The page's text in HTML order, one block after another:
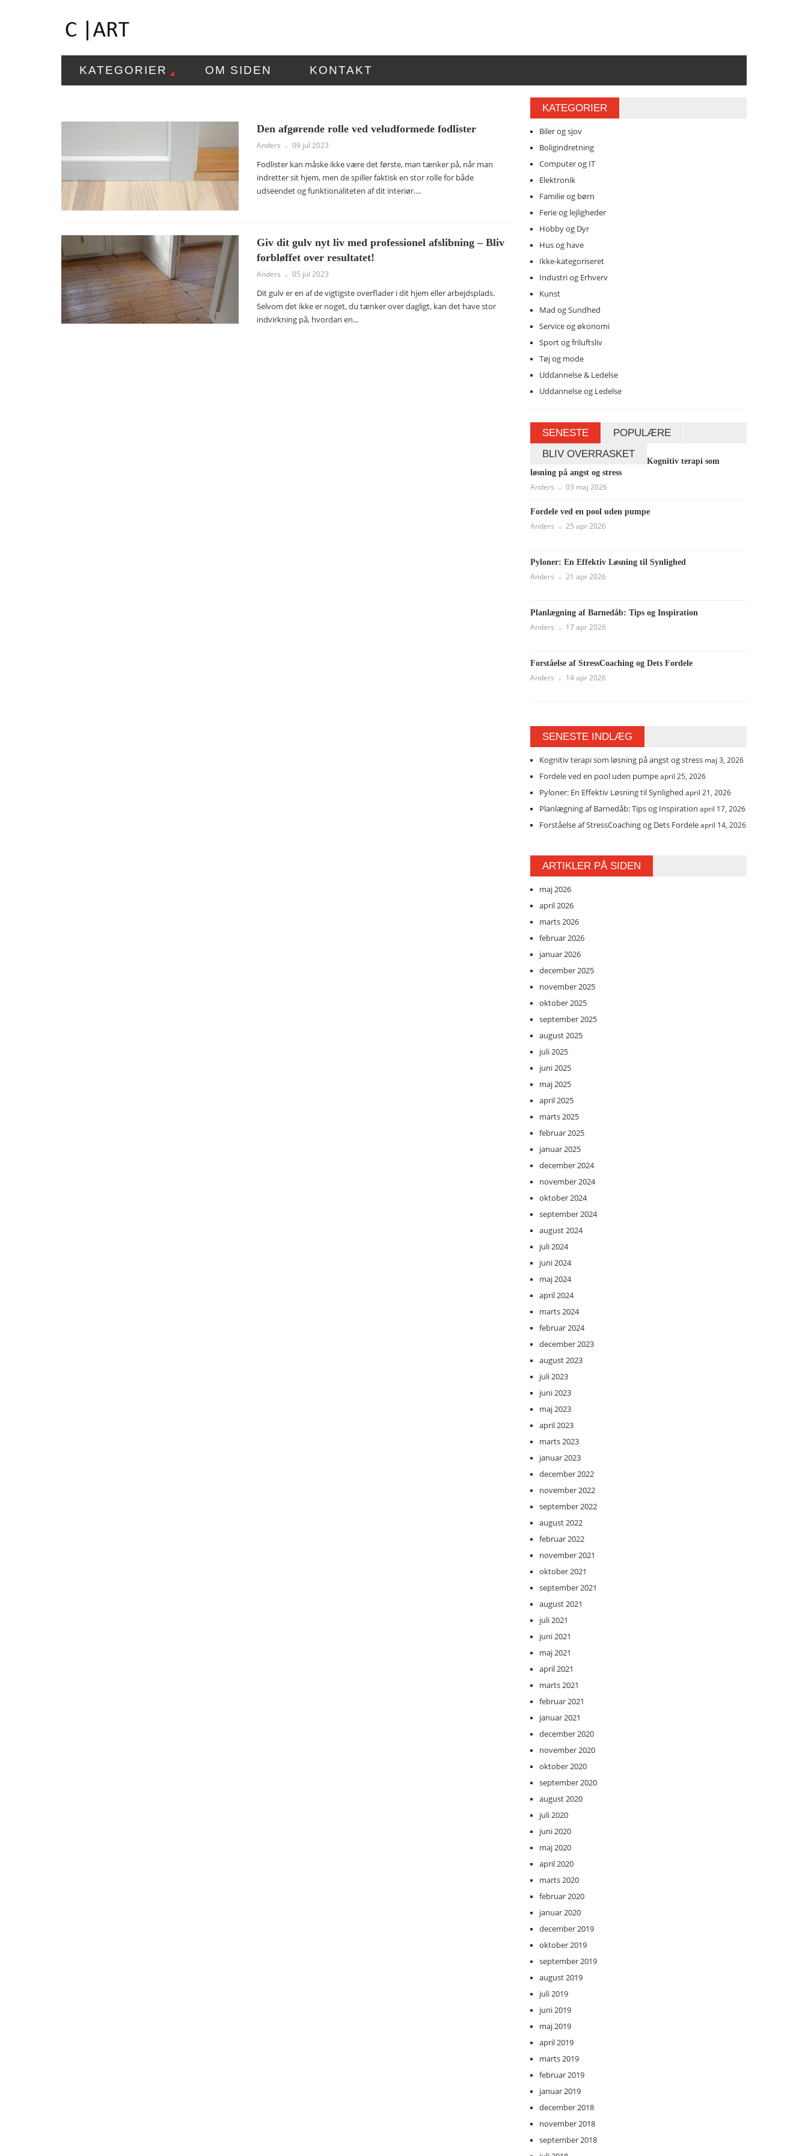
KATEGORIER OM SIDEN KONTAKT
Den afgørende rolle ved veludformede fodlister
Anders 09 jul 2023
Fodlister kan måske ikke være det første, man tænker på, når man
indretter sit hjem, men de spiller faktisk en stor rolle for både
udseendet og funktionaliteten af dit interiør....
Giv dit gulv nyt liv med professionel afslibning – Bliv
forbløffet over resultatet!
Anders 05 jul 2023
Dit gulv er en af de vigtigste overflader i dit hjem eller arbejdsplads.
Selvom det ikke er noget, du tænker over dagligt, kan det have stor
indvirkning på, hvordan en...
KATEGORIER
Biler og sjov
Boligindretning
Computer og IT
Elektronik
Familie og børn
Ferie og lejligheder
Hobby og Dyr
Hus og have
Ikke-kategoriseret
Industri og Erhverv
Kunst
Mad og Sundhed
Service og økonomi
Sport og friluftsliv
Tøj og mode
Uddannelse & Ledelse
Uddannelse og Ledelse
SENESTE
POPULÆRE
BLIV OVERRASKET
Kognitiv terapi som
løsning på angst og stress
Anders 03 maj 2026
Fordele ved en pool uden pumpe
Anders 25 apr 2026
Pyloner: En Effektiv Løsning til Synlighed
Anders 21 apr 2026
Planlægning af Barnedåb: Tips og Inspiration
Anders 17 apr 2026
Forståelse af StressCoaching og Dets Fordele
Anders 14 apr 2026
SENESTE INDLÆG
Kognitiv terapi som løsning på angst og stress maj 3, 2026
Fordele ved en pool uden pumpeapril 25, 2026
Pyloner: En Effektiv Løsning til Synlighed april 21, 2026
Planlægning af Barnedåb: Tips og Inspiration april 17, 2026
Forståelse af StressCoaching og Dets Fordeleapril 14, 2026
ARTIKLER PÅ SIDEN
maj 2026
april 2026
marts 2026
februar 2026
januar 2026
december 2025
november 2025
oktober 2025
september 2025
august 2025
juli 2025
juni 2025
maj 2025
april 2025
marts 2025
februar 2025
januar 2025
december 2024
november 2024
oktober 2024
september 2024
august 2024
juli 2024
juni 2024
maj 2024
april 2024
marts 2024
februar 2024
december 2023
august 2023
juli 2023
juni 2023
maj 2023
april 2023
marts 2023
januar 2023
december 2022
november 2022
september 2022
august 2022
februar 2022
november 2021
oktober 2021
september 2021
august 2021
juli 2021
juni 2021
maj 2021
april 2021
marts 2021
februar 2021
januar 2021
december 2020
november 2020
oktober 2020
september 2020
august 2020
juli 2020
juni 2020
maj 2020
april 2020
marts 2020
februar 2020
januar 2020
december 2019
oktober 2019
september 2019
august 2019
juli 2019
juni 2019
maj 2019
april 2019
marts 2019
februar 2019
januar 2019
december 2018
november 2018
september 2018